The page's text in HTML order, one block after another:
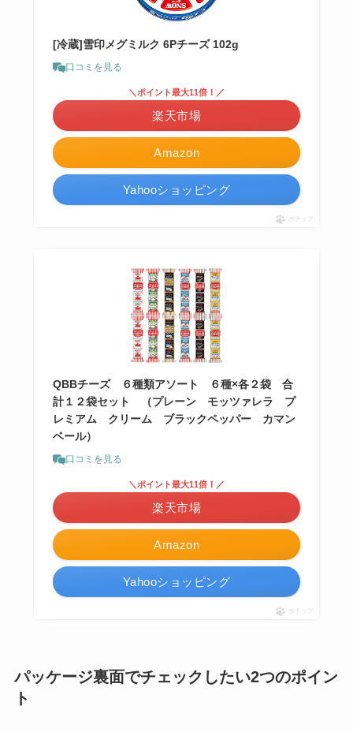
[冷蔵]雪印メグミルク 6Pチーズ 102g
口コミを見る
Amazon
＼ポイント最大11倍！／
楽天市場
Yahooショッピング
ポチップ
QBBチーズ ６種類アソート ６種×各２袋 合
計１２袋セット （プレーン モッツァレラ プ
レミアム クリーム ブラックペッパー カマン
ベール）
口コミを見る
Amazon
＼ポイント最大11倍！／
楽天市場
Yahooショッピング
ポチップ
パッケージ裏面でチェックしたい2つのポイン
ト